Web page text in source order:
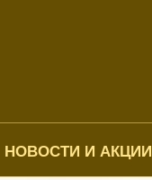
НОВОСТИ И АКЦИИ